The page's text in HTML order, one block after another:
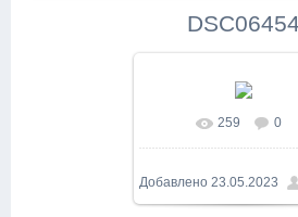
DSC06454
В реальном
1600x900 / 583.6Kb
259 0
Добавлено 23.05.2023